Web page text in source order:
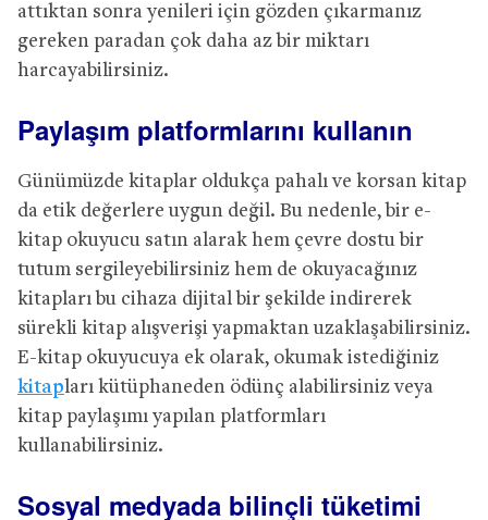
attıktan sonra yenileri için gözden çıkarmanız
gereken paradan çok daha az bir miktarı
harcayabilirsiniz.
Paylaşım platformlarını kullanın
Günümüzde kitaplar oldukça pahalı ve korsan kitap
da etik değerlere uygun değil. Bu nedenle, bir e-
kitap okuyucu satın alarak hem çevre dostu bir
tutum sergileyebilirsiniz hem de okuyacağınız
kitapları bu cihaza dijital bir şekilde indirerek
sürekli kitap alışverişi yapmaktan uzaklaşabilirsiniz.
E-kitap okuyucuya ek olarak, okumak istediğiniz
kitapları kütüphaneden ödünç alabilirsiniz veya
kitap paylaşımı yapılan platformları
kullanabilirsiniz.
Sosyal medyada bilinçli tüketimi